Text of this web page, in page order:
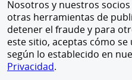
Nosotros y nuestros
otras herramientas de
detener el fraude y para
este sitio, aceptas cómo
según lo establecido en
Privacidad.